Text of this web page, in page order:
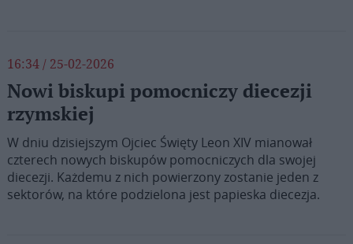
16:34 / 25-02-2026
Nowi biskupi pomocniczy diecezji
rzymskiej
W dniu dzisiejszym Ojciec Święty Leon XIV mianował
czterech nowych biskupów pomocniczych dla swojej
diecezji. Każdemu z nich powierzony zostanie jeden z
sektorów, na które podzielona jest papieska diecezja.